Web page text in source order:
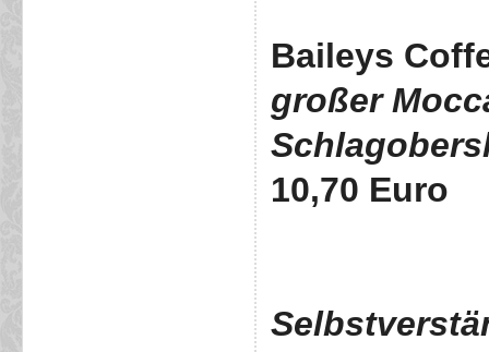
Baileys
großer
10,70 Euro